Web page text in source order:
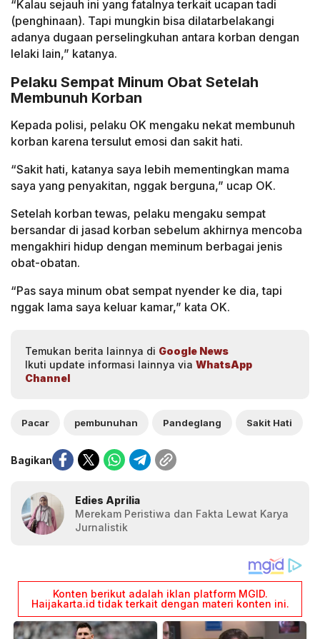
“Kalau sejauh ini yang fatalnya terkait ucapan tadi
(penghinaan). Tapi mungkin bisa dilatarbelakangi
adanya dugaan perselingkuhan antara korban dengan
lelaki lain,” katanya.
Pelaku Sempat Minum Obat Setelah
Membunuh Korban
Kepada polisi, pelaku OK mengaku nekat membunuh
korban karena tersulut emosi dan sakit hati.
“Sakit hati, katanya saya lebih mementingkan mama
saya yang penyakitan, nggak berguna,” ucap OK.
Setelah korban tewas, pelaku mengaku sempat
bersandar di jasad korban sebelum akhirnya mencoba
mengakhiri hidup dengan meminum berbagai jenis
obat-obatan.
“Pas saya minum obat sempat nyender ke dia, tapi
nggak lama saya keluar kamar,” kata OK.
Temukan berita lainnya di Google News
Ikuti update informasi lainnya via WhatsApp
Channel
Pacar pembunuhan Pandeglang Sakit Hati
Bagikan
Edies Aprilia
Merekam Peristiwa dan Fakta Lewat Karya
Jurnalistik